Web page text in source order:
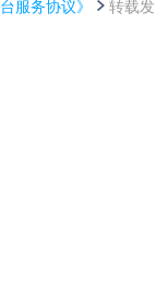
服务协议》
转载发